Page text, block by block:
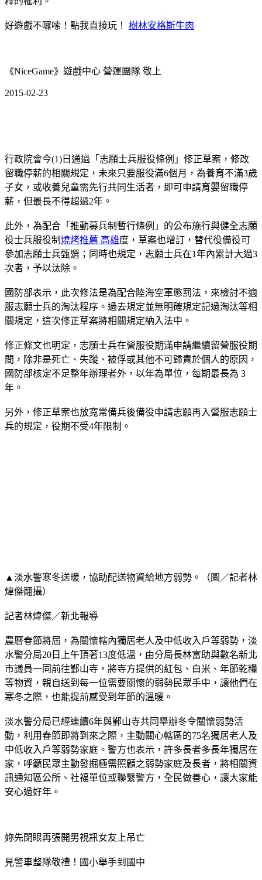
好遊戲不囉嗦！點我直接玩！ 樹林安格斯牛肉
《NiceGame》遊戲中心 營運團隊 敬上
2015-02-23
行政院會今(1)日通過「志願士兵服役條例」修正草案，修改
留職停薪的相關規定，未來只要服役滿6個月，為養育不滿3歲
子女，或收養兒童需先行共同生活者，即可申請育嬰留職停
薪，但最長不得超過2年。
此外，為配合「推動募兵制暫行條例」的公布施行與健全志願
役士兵服役制 燒烤推薦 高雄度，草案也增訂，替代役備役可
參加志願士兵甄選；同時也規定，志願士兵在1年內累計大過3
次者，予以汰除。
國防部表示，此次修法是為配合陸海空軍懲罰法，來檢討不適
服志願士兵的淘汰程序。過去規定並無明確規定記過淘汰等相
關規定，這次修正草案將相關規定納入法中。
修正條文也明定，志願士兵在營服役期滿申請繼續留營服役期
間，除非是死亡、失蹤、被俘或其他不可歸責於個人的原因，
國防部核定不足整年辦理者外，以年為單位，每期最長為 3
年。
另外，修正草案也放寬常備兵後備役申請志願再入營服志願士
兵的規定，役期不受4年限制。
▲淡水警寒冬送暖，協助配送物資給地方弱勢。（圖／記者林
煒傑翻攝）
記者林煒傑／新北報導
農曆春節將屆，為關懷轄內獨居老人及中低收入戶等弱勢，淡
水警分局20日上午頂著13度低溫，由分局長林富助與數名新北
市議員一同前往鄞山寺，將寺方提供的紅包、白米、年節乾糧
等物資，親自送到每一位需要關懷的弱勢民眾手中，讓他們在
寒冬之際，也能提前感受到年節的溫暖。
淡水警分局已經連續6年與鄞山寺共同舉辦冬令關懷弱勢活
動，利用春節即將到來之際，主動關心轄區的75名獨居老人及
中低收入戶等弱勢家庭。警方也表示，許多長者多長年獨居在
家，呼籲民眾主動發掘極需照顧之弱勢家庭及長者，將相關資
訊通知區公所、社福單位或聯繫警方，全民做善心，讓大家能
安心過好年。
妳先閉眼再張開男視訊女友上吊亡
見警車整隊敬禮！國小舉手到國中